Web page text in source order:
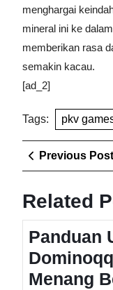
menghargai
mineral ini ke
memberikan rasa
semakin kacau.
[ad_2]
Tags: pkv
Post
navigation
Previous Post
Related
Panduan
Menang